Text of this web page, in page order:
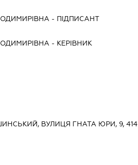
- ПІДПИСАНТ
- КЕРІВНИК
ВУЛИЦЯ ГНАТА ЮРИ, 9, 414